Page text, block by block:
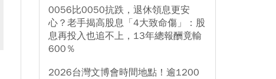
0056比0050抗跌，退休領息更安
心？老手揭高股息「4大致命傷」：股
息再投入也追不上，13年總報酬竟輸
600％
2026台灣文博會時間地點！逾1200